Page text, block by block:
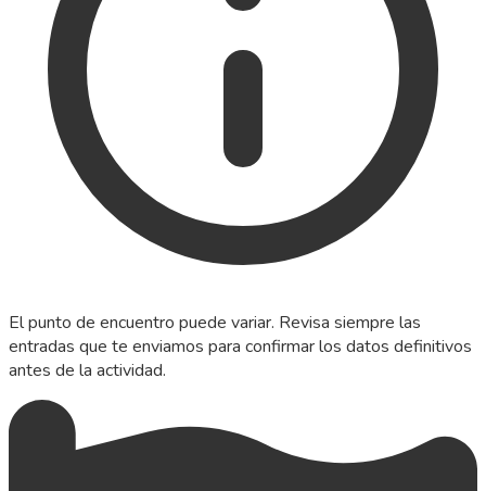
El punto de encuentro puede variar. Revisa siempre las
entradas que te enviamos para confirmar los datos definitivos
antes de la actividad.